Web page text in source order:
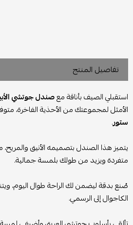
تفاصيل المنتج
استقبلي الصيف بأناقة معصندل جوتشي
الأمثل لمجموعتك من الأحذية الفاخرة،
ستور.
يتميز هذا الصندل بتصميمه الأنيق
متفردة ويزيد من طولك بلمسة جمالية.
صُنع بدقة ليضمن لك الراحة طوال اليوم،
الكاجوال إلى الرسمي.